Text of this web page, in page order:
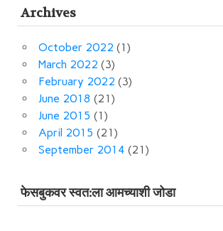
Archives
October 2022 (1)
March 2022 (3)
February 2022 (3)
June 2018 (21)
June 2015 (1)
April 2015 (21)
September 2014 (21)
फेसबुकवर स्‍वत:ला आमच्‍याशी जोडा